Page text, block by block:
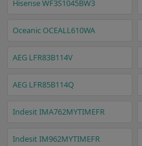
Hisense WF3S1045BW3
Oceanic OCEALL610WA
AEG LFR83B114V
AEG LFR85B114Q
Indesit IMA762MYTIMEFR
Indesit IM962MYTIMEFR